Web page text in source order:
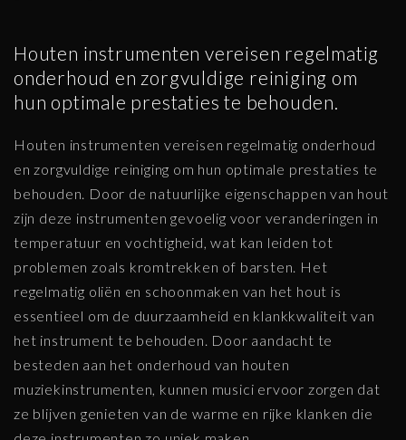
Houten instrumenten vereisen regelmatig
onderhoud en zorgvuldige reiniging om
hun optimale prestaties te behouden.
Houten instrumenten vereisen regelmatig onderhoud
en zorgvuldige reiniging om hun optimale prestaties te
behouden. Door de natuurlijke eigenschappen van hout
zijn deze instrumenten gevoelig voor veranderingen in
temperatuur en vochtigheid, wat kan leiden tot
problemen zoals kromtrekken of barsten. Het
regelmatig oliën en schoonmaken van het hout is
essentieel om de duurzaamheid en klankkwaliteit van
het instrument te behouden. Door aandacht te
besteden aan het onderhoud van houten
muziekinstrumenten, kunnen musici ervoor zorgen dat
ze blijven genieten van de warme en rijke klanken die